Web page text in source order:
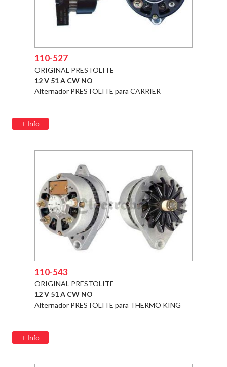
110-527
ORIGINAL PRESTOLITE
12 V 51 A CW NO
Alternador PRESTOLITE para CARRIER
+ Info
110-543
ORIGINAL PRESTOLITE
12 V 51 A CW NO
Alternador PRESTOLITE para THERMO KING
+ Info